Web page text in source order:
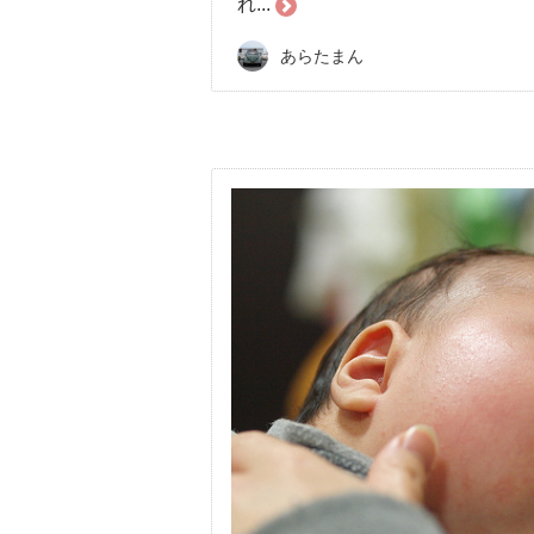
れ...
あらたまん